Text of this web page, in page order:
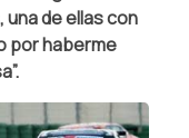
de ellas con
por haberme